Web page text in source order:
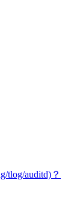
tlog/auditd)？